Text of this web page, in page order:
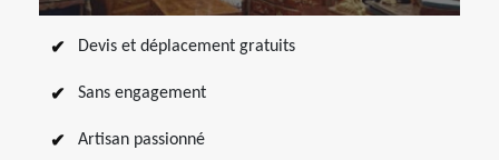
Devis et déplacement gratuits
Sans engagement
Artisan passionné